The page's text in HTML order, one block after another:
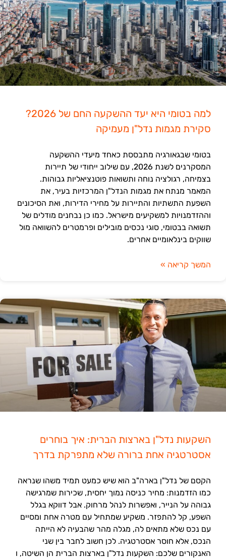
למה בטומי היא יעד ההשקעה החם של 2026?
סקירת מגמות נדל"ן מעמיקה
בטומי שבגאורגיה מתבססת כאחד מיעדי ההשקעה
המסקרנים לשנת 2026, עם שילוב ייחודי של תיירות
בצמיחה, רגולציה נוחה ותשואות פוטנציאליות גבוהות.
המאמר מנתח את מגמות הנדל"ן המרכזיות בעיר, את
השפעת התשתיות והתיירות על מחירי הדירות, ואת הסיכונים
וההזדמנויות למשקיעים מישראל. כמו כן נבחנים מודלים של
תשואה בבטומי, סוגי נכסים מובילים ופרמטרים להשוואה מול
שווקים בינלאומיים אחרים.
המשך קריאה »
השקעות נדל"ן בארצות הברית: איך בוחרים
אסטרטגיה אחת ברורה שלא מתפרקת בדרך
הקסם של נדל"ן בארה"ב הוא שיש כמעט תמיד משהו שנראה
כמו הזדמנות: מחיר כניסה נמוך יחסית, שכירות שמרגישה
גבוהה על הנייר, ואפשרות לנהל מרחוק. אבל דווקא בגלל
השפע, קל להתפזר. משקיע שמתחיל עם מטרה אחת ומסיים
עם נכס שלא מתאים לה, מגלה מהר שהבעיה לא הייתה
הנכס, אלא חוסר אסטרטגיה. לכן חשוב לחבר בין שני
האנקורים שלכם: השקעות נדל"ן בארצות הברית הן השיטה, ו